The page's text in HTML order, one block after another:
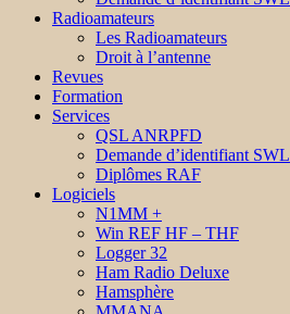
Radioamateurs
Les Radioamateurs
Droit à l’antenne
Revues
Formation
Services
QSL ANRPFD
Demande d’identifiant SWL
Diplômes RAF
Logiciels
N1MM +
Win REF HF – THF
Logger 32
Ham Radio Deluxe
Hamsphère